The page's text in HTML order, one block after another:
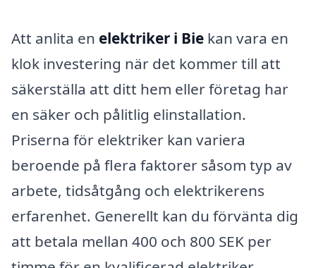
Att anlita en elektriker i Bie kan vara en
klok investering när det kommer till att
säkerställa att ditt hem eller företag har
en säker och pålitlig elinstallation.
Priserna för elektriker kan variera
beroende på flera faktorer såsom typ av
arbete, tidsåtgång och elektrikerens
erfarenhet. Generellt kan du förvänta dig
att betala mellan 400 och 800 SEK per